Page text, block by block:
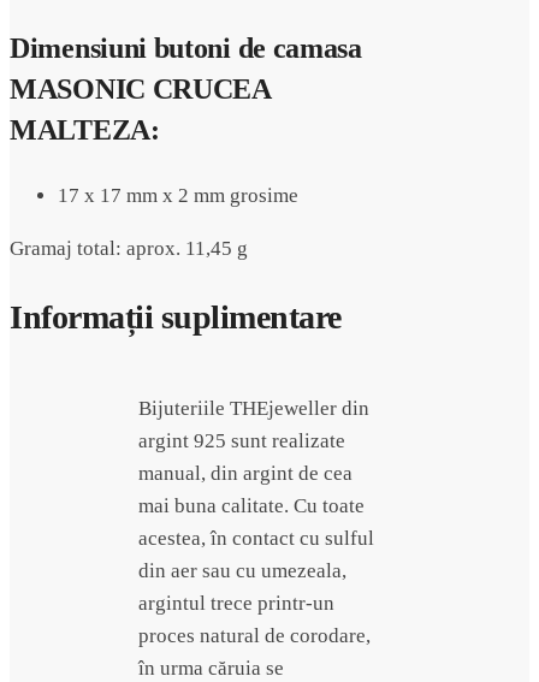
Dimensiuni butoni de camasa
MASONIC CRUCEA
MALTEZA:
17 x 17 mm x 2 mm grosime
Gramaj total: aprox. 11,45 g
Informații suplimentare
Bijuteriile THEjeweller din
argint 925 sunt realizate
manual, din argint de cea
mai buna calitate. Cu toate
acestea, în contact cu sulful
din aer sau cu umezeala,
argintul trece printr-un
proces natural de corodare,
în urma căruia se